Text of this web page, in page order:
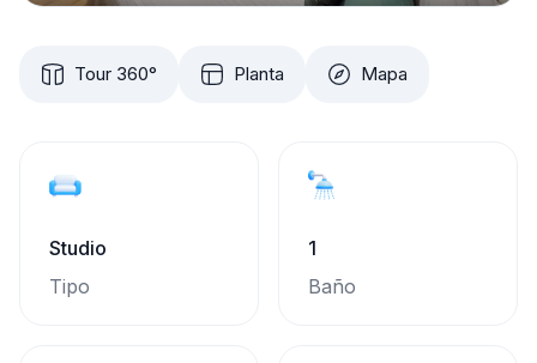
Tour 360° Planta Mapa
Studio
Tipo
1
Baño